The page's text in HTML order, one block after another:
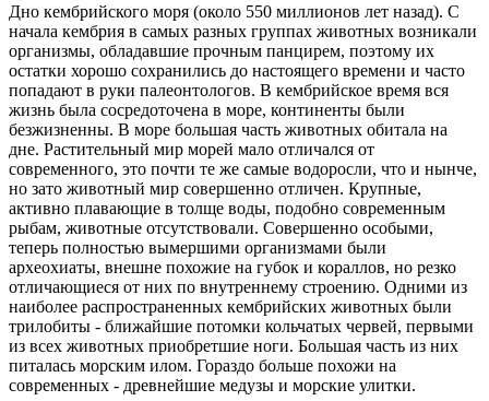
Дно кембрийского моря (около 550 миллионов лет назад). С
начала кембрия в самых разных группах животных возникали
организмы, обладавшие прочным панцирем, поэтому их
остатки хорошо сохранились до настоящего времени и часто
попадают в руки палеонтологов. В кембрийское время вся
жизнь была сосредоточена в море, континенты были
безжизненны. В море большая часть животных обитала на
дне. Растительный мир морей мало отличался от
современного, это почти те же самые водоросли, что и нынче,
но зато животный мир совершенно отличен. Крупные,
активно плавающие в толще воды, подобно современным
рыбам, животные отсутствовали. Совершенно особыми,
теперь полностью вымершими организмами были
археохиаты, внешне похожие на губок и кораллов, но резко
отличающиеся от них по внутреннему строению. Одними из
наиболее распространенных кембрийских животных были
трилобиты - ближайшие потомки кольчатых червей, первыми
из всех животных приобретшие ноги. Большая часть из них
питалась морским илом. Гораздо больше похожи на
современных - древнейшие медузы и морские улитки.